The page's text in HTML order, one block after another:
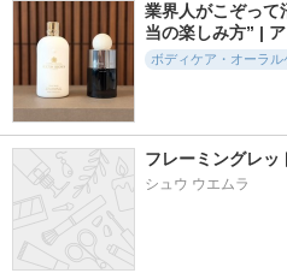
業界人がこぞって
当の楽しみ方” |
ボディケア・オーラル
フレーミングレッ
シュウ ウエムラ